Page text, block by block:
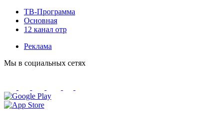
ТВ-Программа
Основная
12 канал отр
Реклама
Мы в социальных сетях